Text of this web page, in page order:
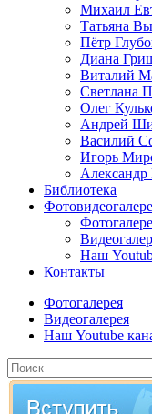
Михаил
Татьяна
Пётр
Диана
Виталий
Светлана
Олег
Андрей
Василий
Игорь
Александр
Библиотека
Наш
Контакты
Фотогалерея
Видеогалерея
Наш Youtube